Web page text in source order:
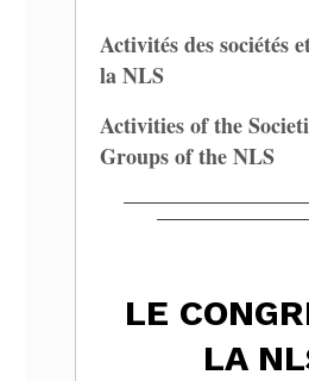
Activités des sociétés
la NLS
Activities of the
Groups of the NLS
LE
LA